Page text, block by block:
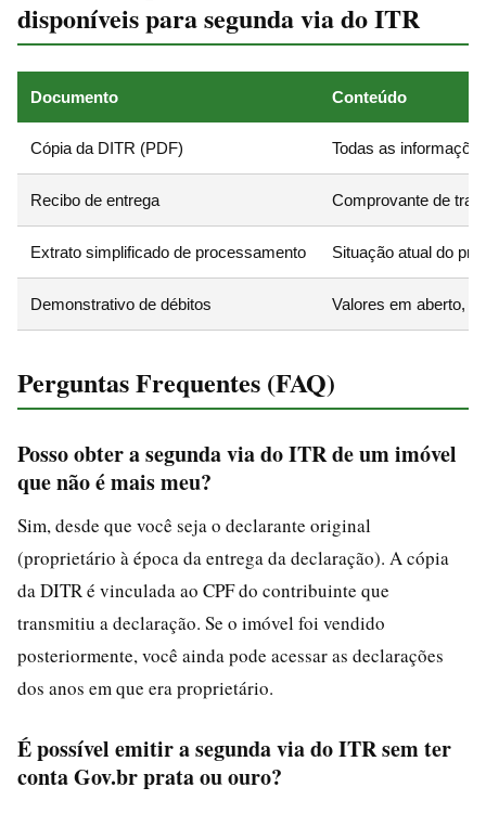
disponíveis para segunda via do ITR
Documento Conteúdo
Cópia da DITR (PDF) Todas as
Recibo de entrega Comprovante de
Extrato simplificado de processamento Situação atual do
Demonstrativo de débitos Valores em aberto,
Perguntas Frequentes (FAQ)
Posso obter a segunda via do ITR de um imóvel
que não é mais meu?
Sim, desde que você seja o declarante original
(proprietário à época da entrega da declaração). A cópia
da DITR é vinculada ao CPF do contribuinte que
transmitiu a declaração. Se o imóvel foi vendido
posteriormente, você ainda pode acessar as declarações
dos anos em que era proprietário.
É possível emitir a segunda via do ITR sem ter
conta Gov.br prata ou ouro?